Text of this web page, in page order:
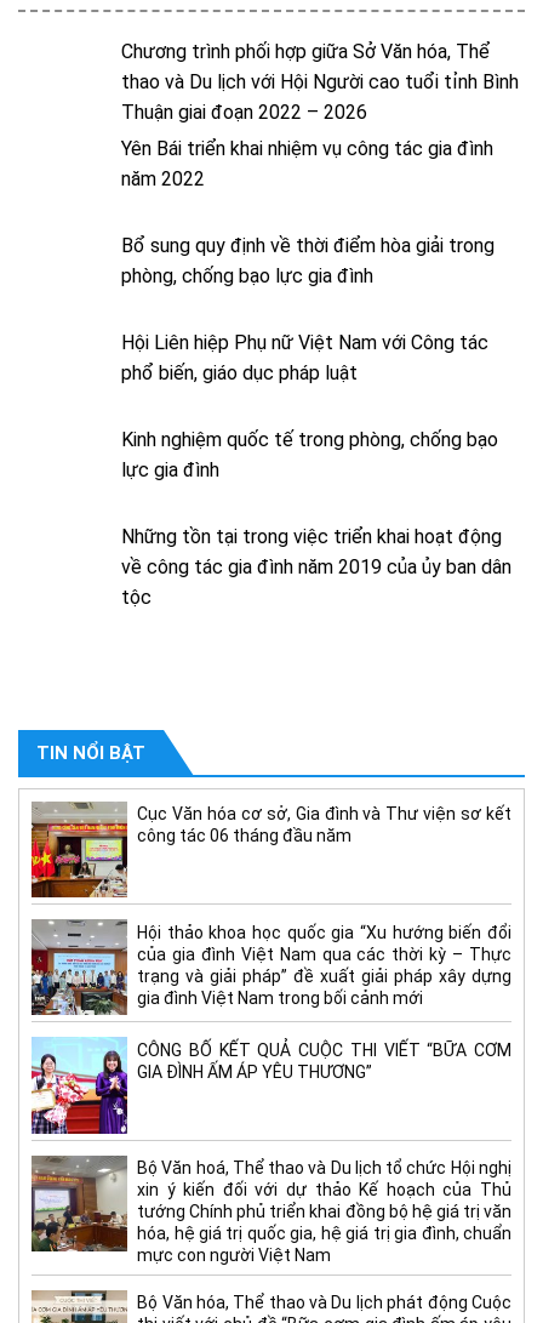
Chương trình phối hợp giữa Sở Văn hóa, Thể
thao và Du lịch với Hội Người cao tuổi tỉnh Bình
Thuận giai đoạn 2022 – 2026
Yên Bái triển khai nhiệm vụ công tác gia đình
năm 2022
Bổ sung quy định về thời điểm hòa giải trong
phòng, chống bạo lực gia đình
Hội Liên hiệp Phụ nữ Việt Nam với Công tác
phổ biến, giáo dục pháp luật
Kinh nghiệm quốc tế trong phòng, chống bạo
lực gia đình
Những tồn tại trong việc triển khai hoạt động
về công tác gia đình năm 2019 của ủy ban dân
tộc
TIN NỔI BẬT
Cục Văn hóa cơ sở, Gia đình và Thư viện sơ kết
công tác 06 tháng đầu năm
Hội thảo khoa học quốc gia “Xu hướng biến đổi
của gia đình Việt Nam qua các thời kỳ – Thực
trạng và giải pháp” đề xuất giải pháp xây dựng
gia đình Việt Nam trong bối cảnh mới
CÔNG BỐ KẾT QUẢ CUỘC THI VIẾT “BỮA CƠM
GIA ĐÌNH ẤM ÁP YÊU THƯƠNG”
Bộ Văn hoá, Thể thao và Du lịch tổ chức Hội nghị
xin ý kiến đối với dự thảo Kế hoạch của Thủ
tướng Chính phủ triển khai đồng bộ hệ giá trị văn
hóa, hệ giá trị quốc gia, hệ giá trị gia đình, chuẩn
mực con người Việt Nam
Bộ Văn hóa, Thể thao và Du lịch phát động Cuộc